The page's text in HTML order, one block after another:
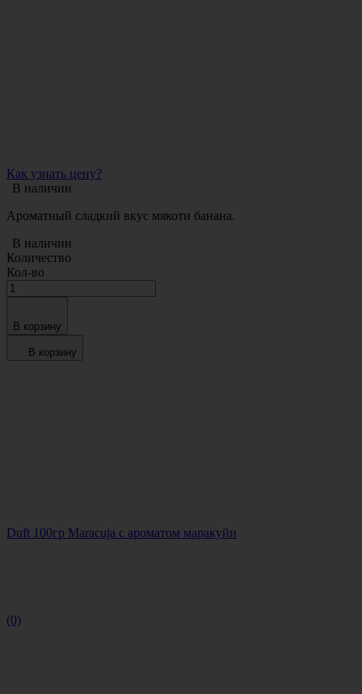
Как узнать цену?
В наличии
Ароматный сладкий вкус мякоти банана.
В наличии
Количество
Кол-во
В корзину
В корзину
Duft 100гр Maracuja с ароматом маракуйи
(0)